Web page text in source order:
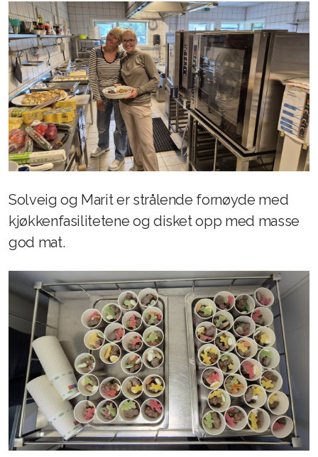
Solveig og Marit er strålende fornøyde med
kjøkkenfasilitetene og disket opp med masse
god mat.